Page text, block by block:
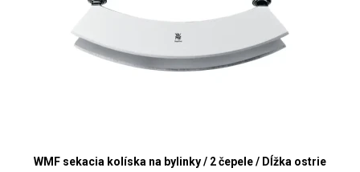
WMF sekacia kolíska na bylinky / 2 čepele / Dĺžka ostrie